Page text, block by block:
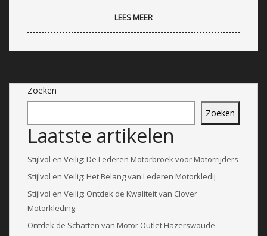
LEES MEER
Zoeken
Zoeken
Laatste artikelen
Stijlvol en Veilig: De Lederen Motorbroek voor Motorrijders
Stijlvol en Veilig: Het Belang van Lederen Motorkledij
Stijlvol en Veilig: Ontdek de Kwaliteit van Clover
Motorkleding
Ontdek de Schatten van Motor Outlet Hazerswoude